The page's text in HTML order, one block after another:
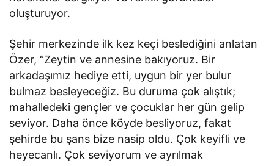
oluşturuyor.
Şehir merkezinde ilk kez keçi beslediğini anlatan
Özer, “Zeytin ve annesine bakıyoruz. Bir
arkadaşımız hediye etti, uygun bir yer bulur
bulmaz besleyeceğiz. Bu duruma çok alıştık;
mahalledeki gençler ve çocuklar her gün gelip
seviyor. Daha önce köyde besliyoruz, fakat
şehirde bu şans bize nasip oldu. Çok keyifli ve
heyecanlı. Çok seviyorum ve ayrılmak